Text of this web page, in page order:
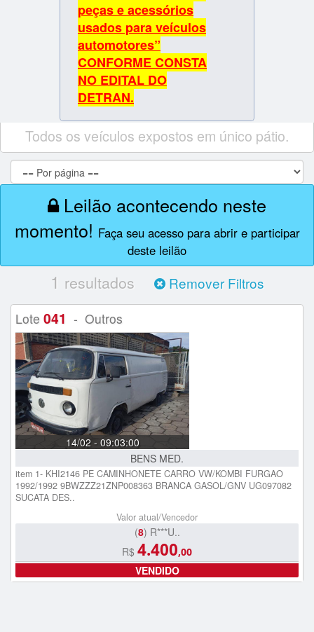
peças e acessórios
usados para veículos
automotores”
CONFORME CONSTA
NO EDITAL DO
DETRAN.
Todos os veículos expostos em único pátio.
Leilão acontecendo neste
momento! Faça seu acesso para abrir e participar
deste leilão
1 resultados Remover Filtros
Lote 041 - Outros
14/02 - 09:03:00
BENS MED.
item 1- KHI2146 PE CAMINHONETE CARRO VW/KOMBI FURGAO
1992/1992 9BWZZZ21ZNP008363 BRANCA GASOL/GNV UG097082
SUCATA DES..
Valor atual/Vencedor
(8) R***U..
R$ 4.400,00
VENDIDO